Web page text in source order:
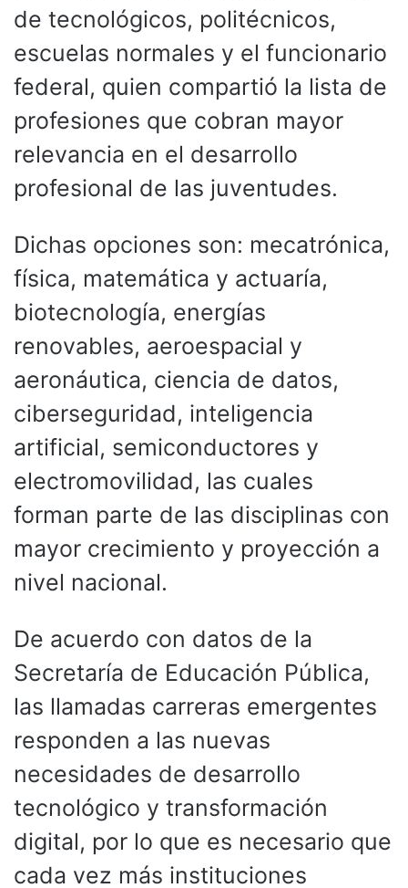
de tecnológicos, politécnicos,
escuelas normales y el funcionario
federal, quien compartió la lista de
profesiones que cobran mayor
relevancia en el desarrollo
profesional de las juventudes.
Dichas opciones son: mecatrónica,
física, matemática y actuaría,
biotecnología, energías
renovables, aeroespacial y
aeronáutica, ciencia de datos,
ciberseguridad, inteligencia
artificial, semiconductores y
electromovilidad, las cuales
forman parte de las disciplinas con
mayor crecimiento y proyección a
nivel nacional.
De acuerdo con datos de la
Secretaría de Educación Pública,
las llamadas carreras emergentes
responden a las nuevas
necesidades de desarrollo
tecnológico y transformación
digital, por lo que es necesario que
cada vez más instituciones